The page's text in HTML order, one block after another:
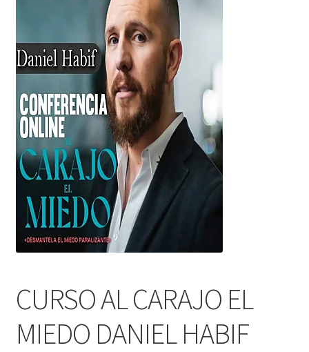
CURSO AL CARAJO EL
MIEDO DANIEL HABIF